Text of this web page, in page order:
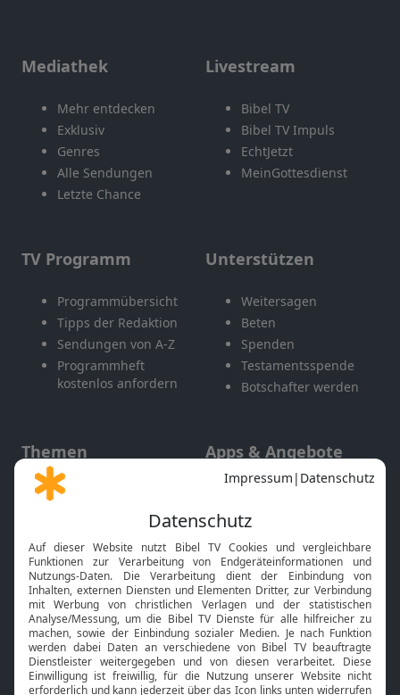
Mediathek
Mehr entdecken
Exklusiv
Genres
Alle Sendungen
Letzte Chance
Livestream
Bibel TV
Bibel TV Impuls
EchtJetzt
MeinGottesdienst
TV Programm
Programmübersicht
Tipps der Redaktion
Sendungen von A-Z
Programmheft
kostenlos anfordern
Unterstützen
Weitersagen
Beten
Spenden
Testamentsspende
Botschafter werden
Themen
Gott und Bibel erklärt
Neuigkeiten
Apps & Angebote
Mobile App
Smart TV
HbbTV
Bibelthek Online-Bibel
Nächster Gottesdienst
Bibel TV Service